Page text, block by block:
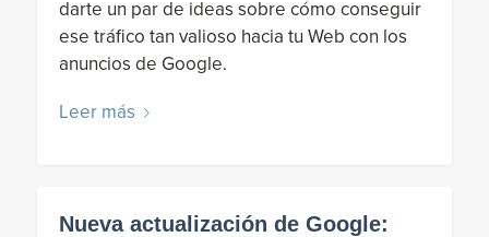
darte un par de ideas sobre cómo conseguir
ese tráfico tan valioso hacia tu Web con los
anuncios de Google.
Leer más
Nueva actualización de Google: